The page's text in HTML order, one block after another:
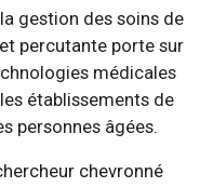
gestion des soins de
percutante porte sur
médicales
établissements de
personnes âgées.
chevronné